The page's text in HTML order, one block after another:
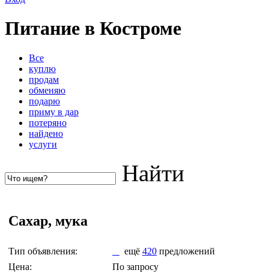
Питание в Костроме
Все
куплю
продам
обменяю
подарю
приму в дар
потеряно
найдено
услуги
Найти
Сахар, мука
Тип объявления: ещё 420 предложений
Цена:
По запросу